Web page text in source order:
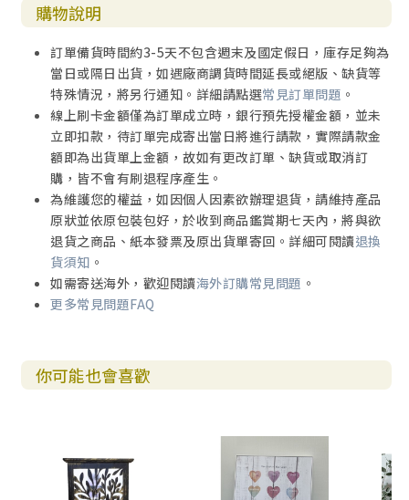
購物說明
訂單備貨時間約3-5天不包含週末及國定假日，庫存足夠為
當日或隔日出貨，如遇廠商調貨時間延長或絕版、缺貨等
特殊情況，將另行通知。詳細請點選常見訂單問題 。
線上刷卡金額僅為訂單成立時，銀行預先授權金額，並未
立即扣款，待訂單完成寄出當日將進行請款，實際請款金
額即為出貨單上金額，故如有更改訂單、缺貨或取消訂
購，皆不會有刷退程序產生。
為維護您的權益，如因個人因素欲辦理退貨，請維持產品
原狀並依原包裝包好，於收到商品鑑賞期七天內，將與欲
退貨之商品、紙本發票及原出貨單寄回。詳細可閱讀退換
貨須知 。
如需寄送海外，歡迎閱讀海外訂購常見問題 。
更多常見問題FAQ
你可能也會喜歡